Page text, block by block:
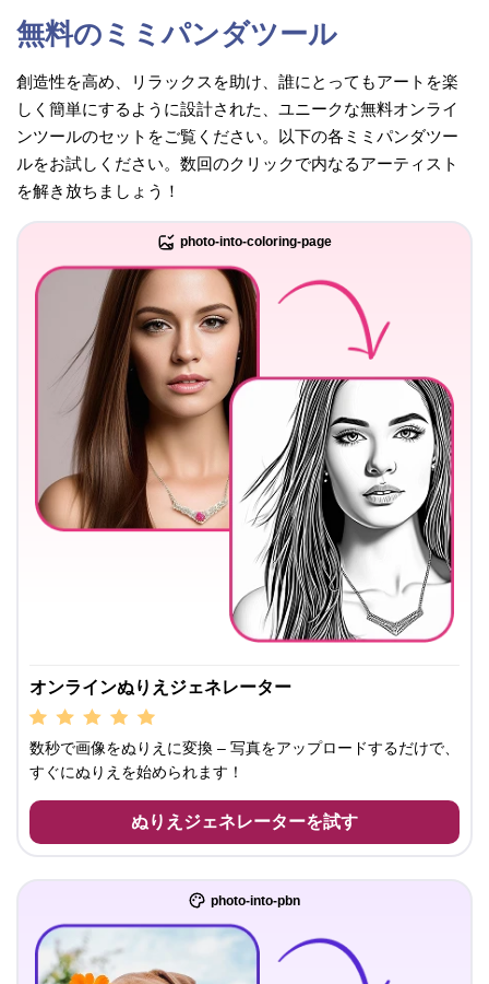
無料のミミパンダツール
創造性を高め、リラックスを助け、誰にとってもアートを楽
しく簡単にするように設計された、ユニークな無料オンライ
ンツールのセットをご覧ください。以下の各ミミパンダツー
ルをお試しください。数回のクリックで内なるアーティスト
を解き放ちましょう！
photo-into-coloring-page
オンラインぬりえジェネレーター
数秒で画像をぬりえに変換 – 写真をアップロードするだけで、
すぐにぬりえを始められます！
ぬりえジェネレーターを試す
photo-into-pbn